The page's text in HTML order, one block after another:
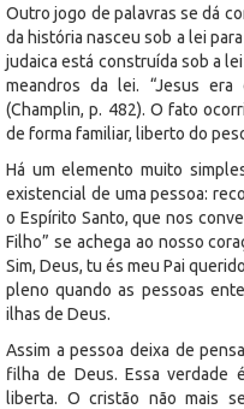
Outro jogo de palavras se dá
da história nasceu sob a lei
judaica está construída sob a
meandros da lei. “Jesus era
(Champlin, p. 482). O fato
de forma familiar, liberto do
Há um elemento muito
existencial de uma pessoa:
o Espírito Santo, que nos
Filho” se achega ao nosso
Sim, Deus, tu és meu Pai
pleno quando as pessoas
ilhas de Deus.
Assim a pessoa deixa de
filha de Deus. Essa verdade
liberta. O cristão não mais